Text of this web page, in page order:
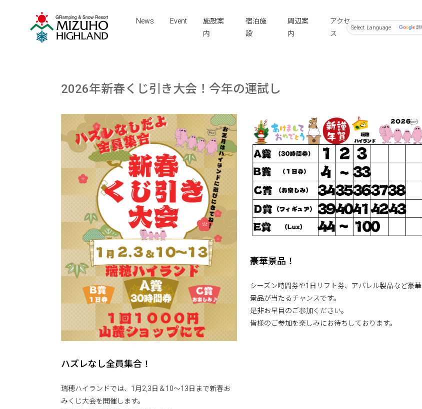
News Event
施設案
内
宿泊施
設
周辺案
内
アクセ
ス
2026年新春くじ引き大会！今年の運試し
ハズレなし全員集合！
瑞穂ハイランドでは、1月2,3日＆10～13日まで新春お
みくじ大会を開催します。
豪華景品！
シーズン時間券や1日リフト券、アパレル製品など豪華
景品が当たるチャンスです。
是非お早目のご参加ください。
皆様のご参加を楽しみにお待ちしております。